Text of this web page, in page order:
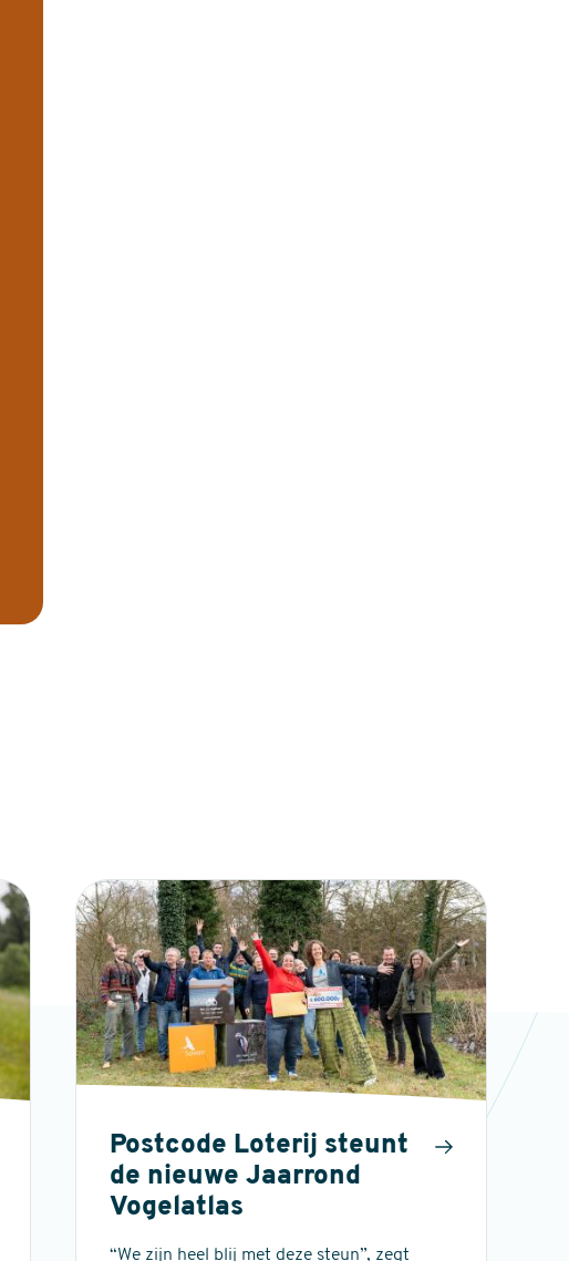
Postcode Loterij steunt
de nieuwe Jaarrond
Vogelatlas
“We zijn heel blij met deze steun”, zegt